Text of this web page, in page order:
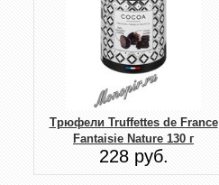
Трюфели Truffettes de France
Fantaisie Nature 130 г
228 руб.